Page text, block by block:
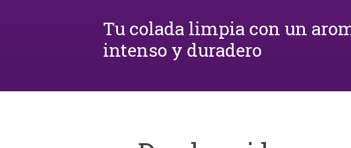
Tu colada limpia con un
intenso y duradero